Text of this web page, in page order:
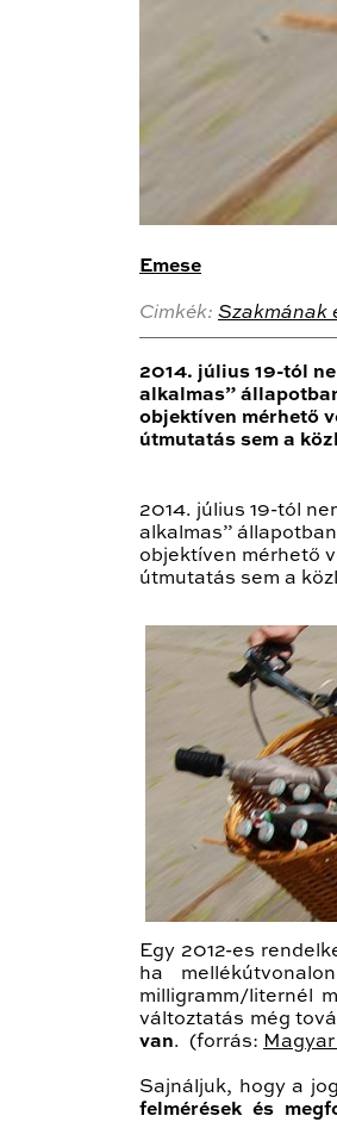
Emese
Cimkék: Szakmának
2014. július 19-tól
alkalmas”
objektíven mérhető
útmutatás sem a
2014. július 19-tól
alkalmas”
objektíven mérhető
útmutatás sem a
Egy 2012-es
ha
milligramm/liternél
változtatás még
van. (forrás:
Sajnáljuk, hogy a
felmérések és